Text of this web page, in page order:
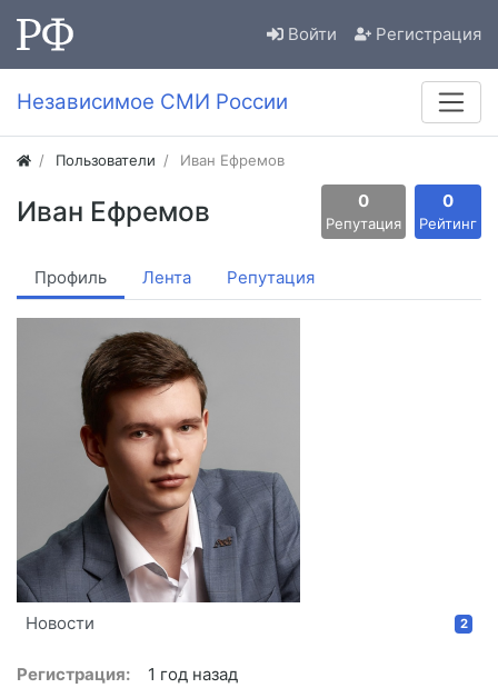
Войти Регистрация
Независимое СМИ России
Пользователи Иван Ефремов
Иван Ефремов 0
Репутация
0
Рейтинг
Профиль Лента Репутация
Новости 2
Регистрация:
1 год назад